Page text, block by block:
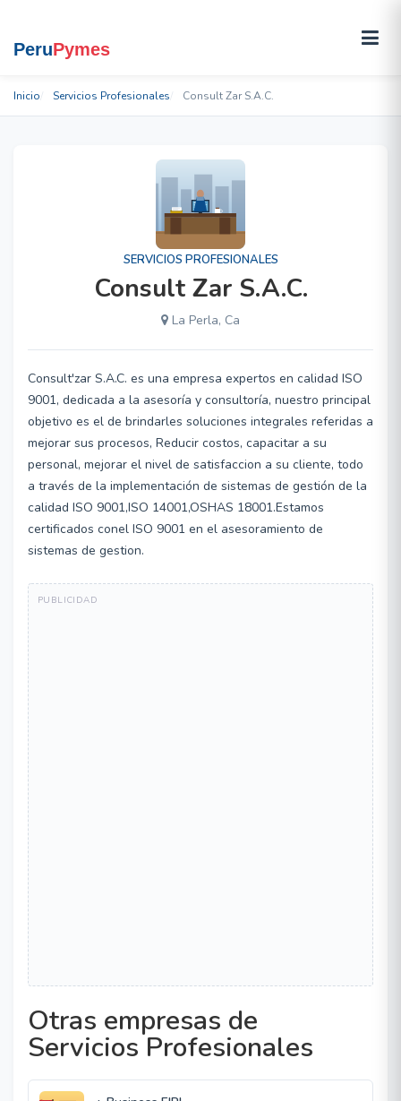
Inicio Servicios Profesionales Consult Zar S.A.C.
SERVICIOS PROFESIONALES
Consult Zar S.A.C.
La Perla, Ca
Consult'zar S.A.C. es una empresa expertos en calidad ISO
9001, dedicada a la asesoría y consultoría, nuestro principal
objetivo es el de brindarles soluciones integrales referidas a
mejorar sus procesos, Reducir costos, capacitar a su
personal, mejorar el nivel de satisfaccion a su cliente, todo
a través de la implementación de sistemas de gestión de la
calidad ISO 9001,ISO 14001,OSHAS 18001.Estamos
certificados conel ISO 9001 en el asesoramiento de
sistemas de gestion.
Otras empresas de
Servicios Profesionales